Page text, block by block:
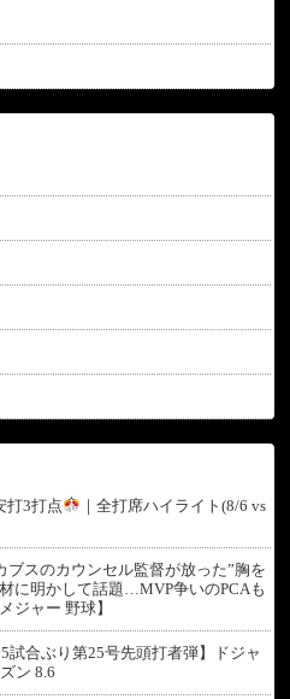
打3打点
｜全打席ハイライト(8/6 vs
ブスのカウンセル監督が放った”胸を
に明かして話題…MVP争いのPCAも
ジャー 野球】
試合ぶり第25号先頭打者弾】ドジャ
ン 8.6